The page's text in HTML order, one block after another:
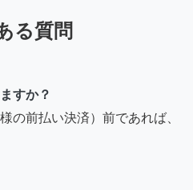
る質問
すか？
の前払い決済）前であれば、